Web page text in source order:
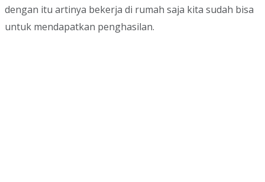
dengan itu artinya bekerja di rumah saja kita sudah bisa
untuk mendapatkan penghasilan.